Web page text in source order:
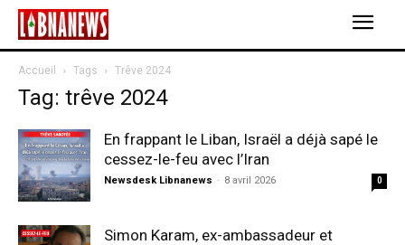
Accueil Tags Trêve 2024
Tag: trêve 2024
En frappant le Liban, Israël a déjà sapé le
cessez-le-feu avec l’Iran
Newsdesk Libnanews - 8 avril 2026 0
Simon Karam, ex-ambassadeur et